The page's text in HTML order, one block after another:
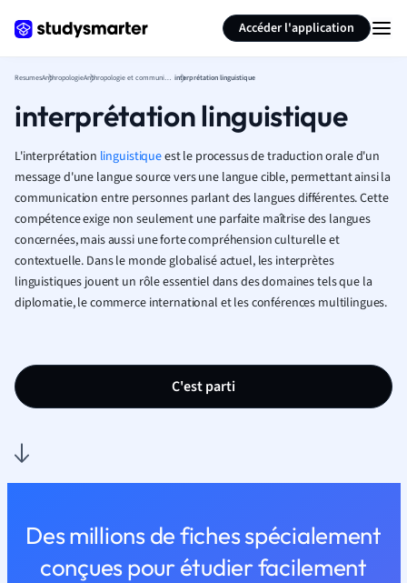
Accéder l'application
ResumesAnthropologie Anthropologie et communication linguistique interprétation linguistique
interprétation linguistique
L'interprétation linguistiqueest le processus de traduction orale d'un
message d'une langue source vers une langue cible, permettant ainsi la
communication entre personnes parlant des langues différentes. Cette
compétence exige non seulement une parfaite maîtrise des langues
concernées, mais aussi une forte compréhension culturelle et
contextuelle. Dans le monde globalisé actuel, les interprètes
linguistiques jouent un rôle essentiel dans des domaines tels que la
diplomatie, le commerce international et les conférences multilingues.
C'est parti
Des millions de fiches spécialement
conçues pour étudier facilement
Résumer la page